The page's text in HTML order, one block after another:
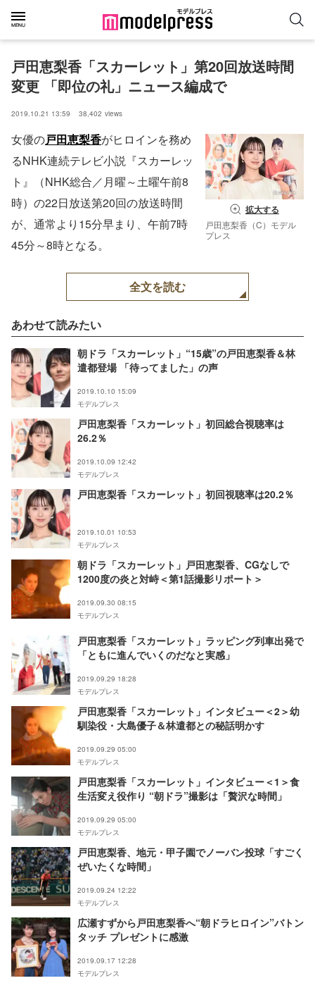
戸田恵梨香「スカーレット」第20回放送時間
変更 「即位の礼」ニュース編成で
2019.10.21 13:59 38,402 views
拡大する
戸田恵梨香（C）モデル
プレス
女優の戸田恵梨香がヒロインを務め
るNHK連続テレビ小説『スカーレッ
ト』（NHK総合／月曜～土曜午前8
時）の22日放送第20回の放送時間
が、通常より15分早まり、午前7時
45分～8時となる。
全文を読む
あわせて読みたい
朝ドラ「スカーレット」“15歳”の戸田恵梨香＆林
遣都登場 「待ってました」の声
2019.10.10 15:09
モデルプレス
戸田恵梨香「スカーレット」初回総合視聴率は
26.2％
2019.10.09 12:42
モデルプレス
戸田恵梨香「スカーレット」初回視聴率は20.2％
2019.10.01 10:53
モデルプレス
朝ドラ「スカーレット」戸田恵梨香、CGなしで
1200度の炎と対峙＜第1話撮影リポート＞
2019.09.30 08:15
モデルプレス
戸田恵梨香「スカーレット」ラッピング列車出発で
「ともに進んでいくのだなと実感」
2019.09.29 18:28
モデルプレス
戸田恵梨香「スカーレット」インタビュー＜2＞幼
馴染役・大島優子＆林遣都との秘話明かす
2019.09.29 05:00
モデルプレス
戸田恵梨香「スカーレット」インタビュー＜1＞食
生活変え役作り “朝ドラ”撮影は「贅沢な時間」
2019.09.29 05:00
モデルプレス
戸田恵梨香、地元・甲子園でノーバン投球「すごく
ぜいたくな時間」
2019.09.24 12:22
モデルプレス
広瀬すずから戸田恵梨香へ“朝ドラヒロイン”バトン
タッチ プレゼントに感激
2019.09.17 12:28
モデルプレス